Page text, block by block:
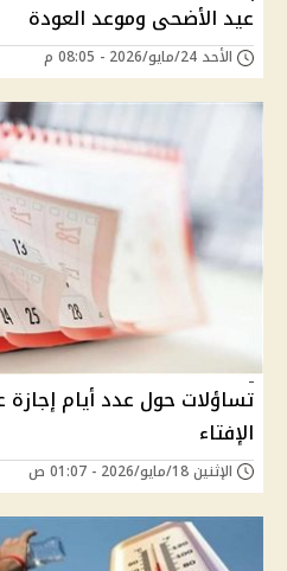
عيد الأضحى وموعد العودة
الأحد 24/مايو/2026 - 08:05 م
تساؤلات حول عدد أيام إجازة
الإفتاء
الإثنين 18/مايو/2026 - 01:07 ص